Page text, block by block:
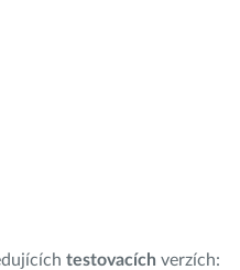
testovacích verzích: